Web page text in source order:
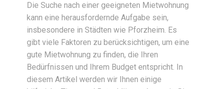
Die Suche nach einer geeigneten Mietwohnung
kann eine herausfordernde Aufgabe sein,
insbesondere in Städten wie Pforzheim. Es
gibt viele Faktoren zu berücksichtigen, um eine
gute Mietwohnung zu finden, die Ihren
Bedürfnissen und Ihrem Budget entspricht. In
diesem Artikel werden wir Ihnen einige